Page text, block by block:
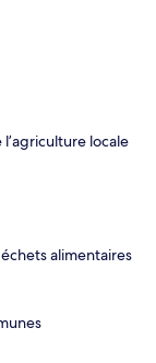
locale
alimentaires